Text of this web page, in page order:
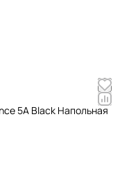
5A Black Напольная